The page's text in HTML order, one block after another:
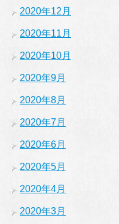
2020年12月
2020年11月
2020年10月
2020年9月
2020年8月
2020年7月
2020年6月
2020年5月
2020年4月
2020年3月